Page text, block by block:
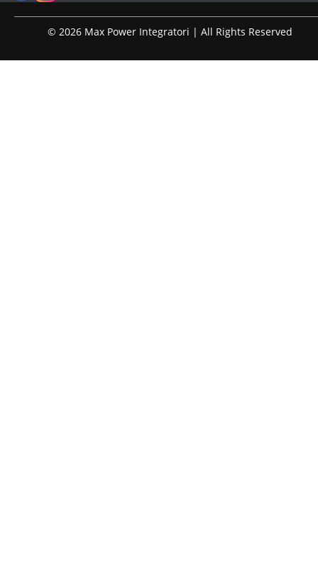
© 2026 Max Power Integratori | All Rights Reserved